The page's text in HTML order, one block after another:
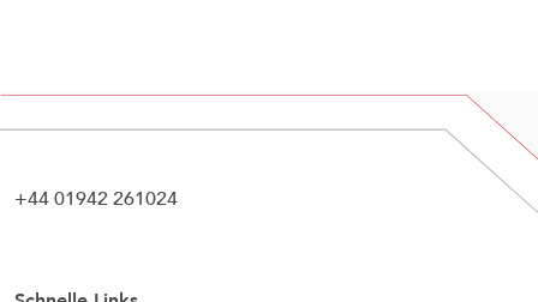
+44 01942 261024